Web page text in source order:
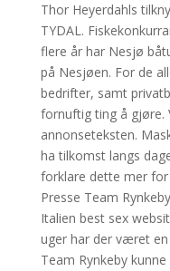
Thor Heyerdahls
TYDAL.
flere år har Nesjø
på Nesjøen. For de
bedrifter, samt
fornuftig ting å gjøre.
annonseteksten.
ha tilkomst langs
forklare dette mer
Presse Team
Italien best sex
uger har der været
Team Rynkeby